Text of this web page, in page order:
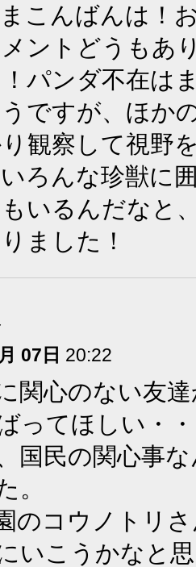
こんばんは！
ントどうもあ
パンダ不在は
ですが、ほか
観察して視野
ろんな珍獣に
いるんだなと
ました！
07日 20:22
関心のない友
ってほしい・
国民の関心事
。
のコウノトリ
いこうかなと